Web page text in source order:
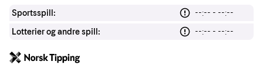
Sportsspill:
--:-- - --:--
Lotterier og andre spill:
--:-- - --:--